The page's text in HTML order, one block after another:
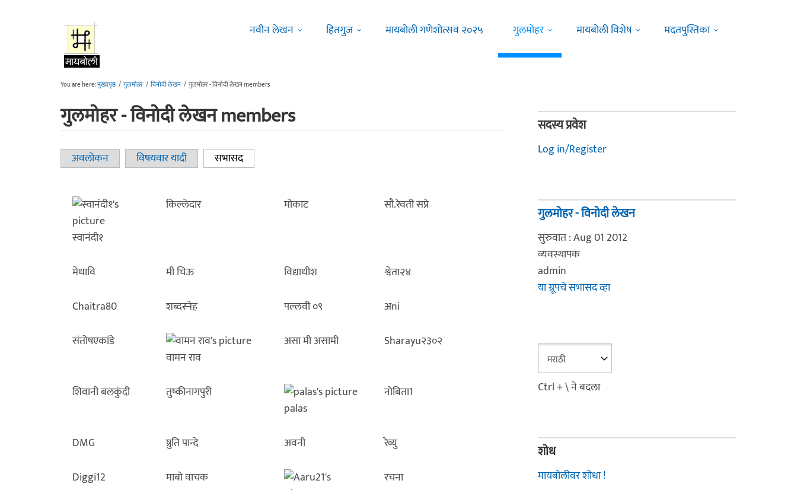
नवीन लेखन
हितगुज मायबोली गणेशोत्सव २०२५ गुलमोहर मायबोली विशेष मदतपुस्तिका
You are here:मुख्यपृष्ठ / गुलमोहर / विनोदी लेखन / गुलमोहर - विनोदी लेखन members
गुलमोहर - विनोदी लेखन members
Primary tabs
अवलोकन विषयवार यादी सभासद(active tab)
स्वानंदी१
किल्लेदार मोकाट सौ.रेवती सप्रे
मेधावि मी चिऊ विद्याधीश
श्वेता२४
Chaitra80
शब्दस्नेह पल्लवी ०९
अni
संतोषएकांडे
वामन राव
असा मी असामी Sharayu२३०२
शिवानी बलकुंदी
तुष्कीनागपुरी
palas
नोबिता1
DMG ष्रुति पान्दे अवनी
रेव्यु
Diggi12
माबो वाचक
रचना
सदस्य प्रवेश
Log in/Register
गुलमोहर - विनोदी लेखन
सुरुवात : Aug 01 2012
व्यवस्थापक
admin
या ग्रूपचे सभासद व्हा
Ctrl + \ ने बदला
शोध
मायबोलीवर शोधा !